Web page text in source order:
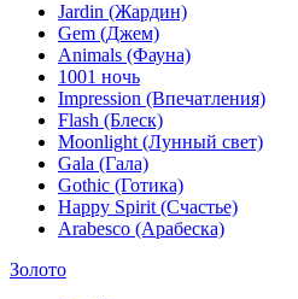
Jardin (Жардин)
Gem (Джем)
Animals (Фауна)
1001 ночь
Impression (Впечатления)
Flash (Блеск)
Moonlight (Лунный свет)
Gala (Гала)
Gothic (Готика)
Happy Spirit (Счастье)
Arabesco (Арабеска)
Золото